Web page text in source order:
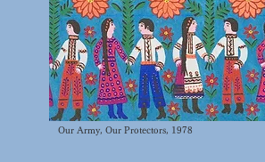
Our Army, Our Protectors, 1978